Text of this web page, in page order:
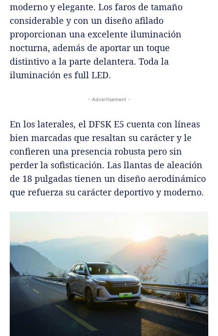
moderno y elegante. Los faros de tamaño
considerable y con un diseño afilado
proporcionan una excelente iluminación
nocturna, además de aportar un toque
distintivo a la parte delantera. Toda la
iluminación es full LED.
- Advertisement -
En los laterales, el DFSK E5 cuenta con líneas
bien marcadas que resaltan su carácter y le
confieren una presencia robusta pero sin
perder la sofisticación. Las llantas de aleación
de 18 pulgadas tienen un diseño aerodinámico
que refuerza su carácter deportivo y moderno.